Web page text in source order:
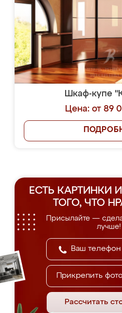
Шкаф-купе
Цена: от 89
ЕСТЬ КАРТИНКИ
ТОГО, ЧТО
Присылайте —
лучше!
Прикрепить
Рассчитать